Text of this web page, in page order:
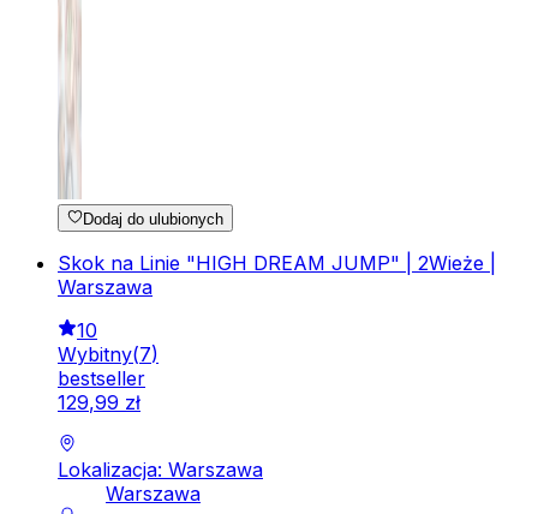
Dodaj do ulubionych
Skok na Linie "HIGH DREAM JUMP" | 2Wieże |
Warszawa
10
Wybitny(7)
bestseller
129,99 zł
Lokalizacja: Warszawa
Warszawa